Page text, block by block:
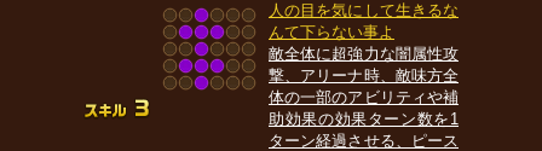
人の目を気にして生きるな
んて下らない事よ
敵全体に超強力な闇属性攻
撃、アリーナ時、敵味方全
体の一部のアビリティや補
助効果の効果ターン数を1
ターン経過させる、ピース